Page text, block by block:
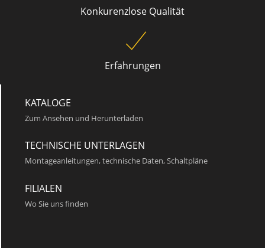
Q 142
Konkurenzlose Qualität
Erfahrungen
KATALOGE
Zum Ansehen und Herunterladen
TECHNISCHE UNTERLAGEN
Montageanleitungen, technische Daten, Schaltpläne
FILIALEN
Wo Sie uns finden